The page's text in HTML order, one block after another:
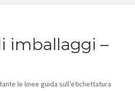
imballaggi –
le linee guida sull’etichettatura